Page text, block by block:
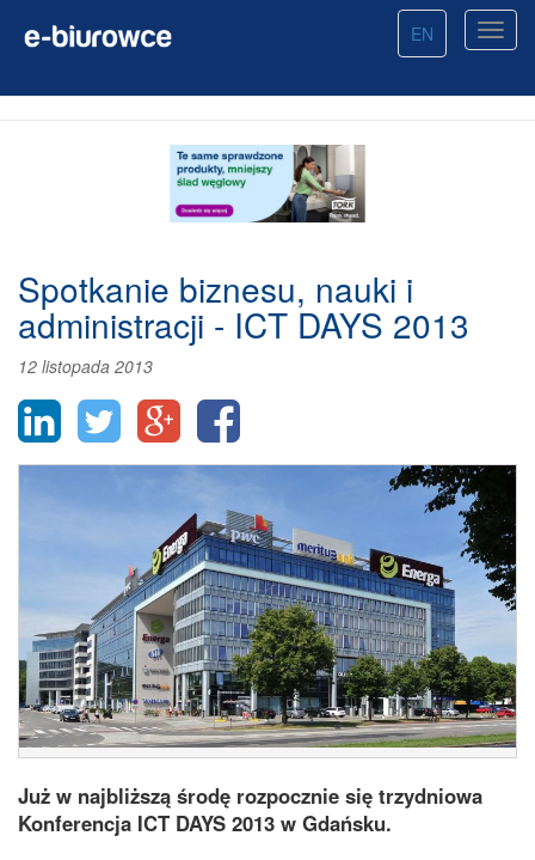
EN
Spotkanie biznesu, nauki i
administracji - ICT DAYS 2013
12 listopada 2013
Już w najbliższą środę rozpocznie się trzydniowa
Konferencja ICT DAYS 2013 w Gdańsku.